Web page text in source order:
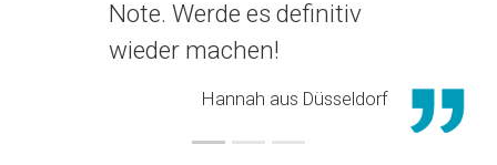
Note. Werde es definitiv
wieder machen!
Hannah aus Düsseldorf